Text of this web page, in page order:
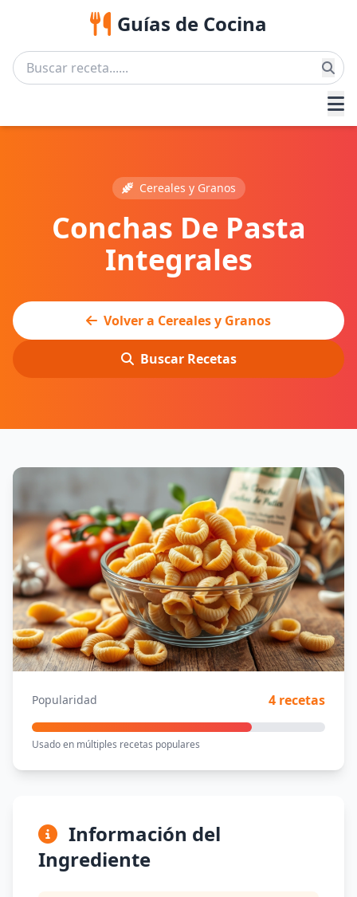
Guías de Cocina
Cereales y Granos
Conchas De Pasta
Integrales
Volver a Cereales y Granos
Buscar Recetas
Popularidad 4 recetas
Usado en múltiples recetas populares
Información del
Ingrediente